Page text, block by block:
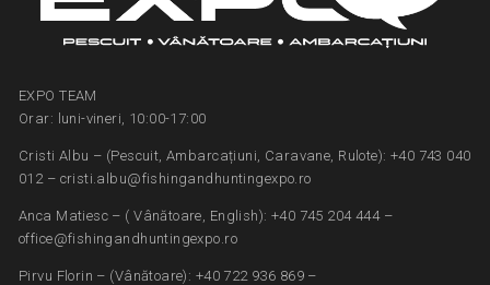
EXPO TEAM
Orar: luni-vineri, 10:00-17:00
Cristi Albu – (Pescuit, Ambarcațiuni, Caravane, Rulote): +40 743 040
012 – cristi.albu@fishingandhuntingexpo.ro
Anca Matiesc – ( Vânătoare, English): +40 745 204 444 –
office@fishingandhuntingexpo.ro
Pirvu Florin – (Vânătoare): +40 722 936 869 –